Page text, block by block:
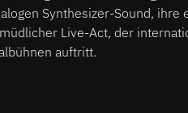
Synthesizer-Sound, ihre
Live-Act, der
auftritt.